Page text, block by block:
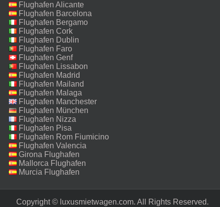
Flughafen Alicante
Flughafen Barcelona
Flughafen Bergamo
Flughafen Cork
Flughafen Dublin
Flughafen Faro
Flughafen Genf
Flughafen Lissabon
Flughafen Madrid
Flughafen Mailand
Malpensa
Flughafen Malaga
Flughafen Manchester
Flughafen München
Flughafen Nizza
Flughafen Pisa
Flughafen Rom Fiumicino
Flughafen Valencia
Girona Flughafen
Mallorca Flughafen
Murcia Flughafen
Copyright © luxusmietwagen.com. All Rights Reserved.‎